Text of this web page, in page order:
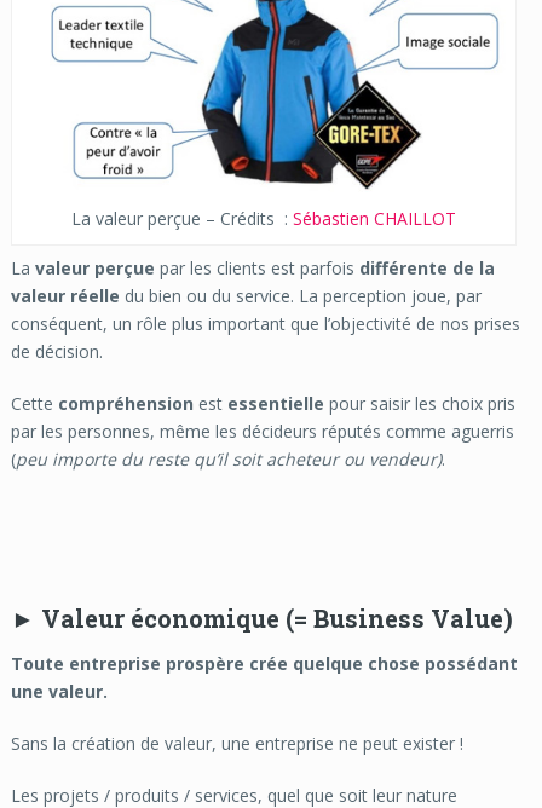
La valeur perçue – Crédits : Sébastien CHAILLOT
La valeur perçue par les clients est parfois différente de la
valeur réelle du bien ou du service. La perception joue, par
conséquent, un rôle plus important que l’objectivité de nos prises
de décision.
Cette compréhension est essentielle pour saisir les choix pris
par les personnes, même les décideurs réputés comme aguerris
(peu importe du reste qu’il soit acheteur ou vendeur).
► Valeur économique (= Business Value)
Toute entreprise prospère crée quelque chose possédant
une valeur.
Sans la création de valeur, une entreprise ne peut exister !
Les projets / produits / services, quel que soit leur nature